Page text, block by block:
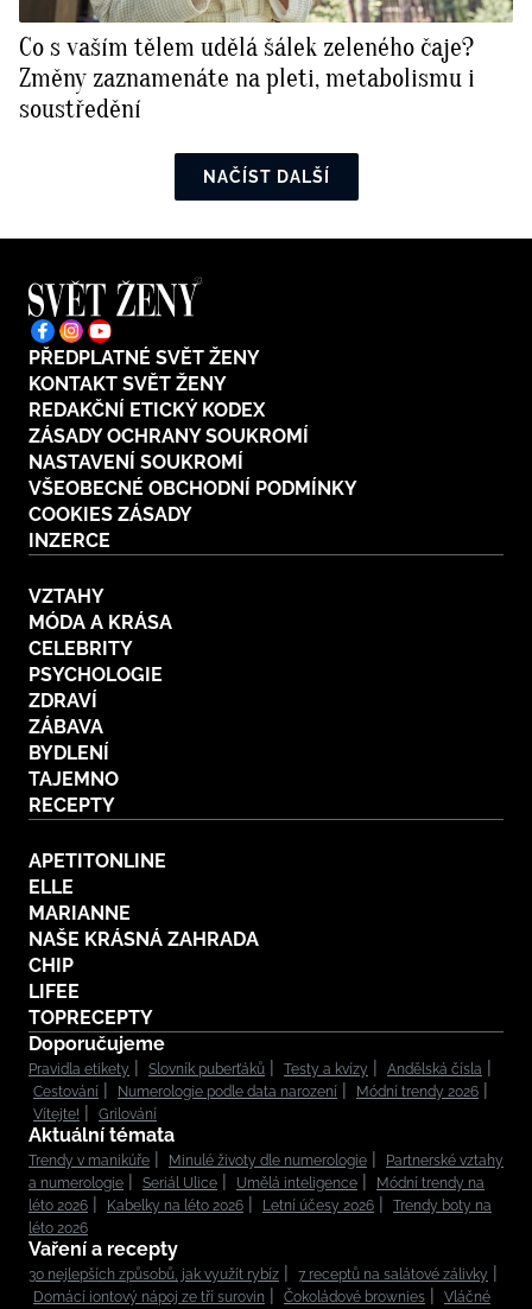
Co s vaším tělem udělá šálek zeleného čaje?
Změny zaznamenáte na pleti, metabolismu i
soustředění
NAČÍST DALŠÍ
PŘEDPLATNÉ SVĚT ŽENY
KONTAKT SVĚT ŽENY
REDAKČNÍ ETICKÝ KODEX
ZÁSADY OCHRANY SOUKROMÍ
NASTAVENÍ SOUKROMÍ
VŠEOBECNÉ OBCHODNÍ PODMÍNKY
COOKIES ZÁSADY
INZERCE
VZTAHY
MÓDA A KRÁSA
CELEBRITY
PSYCHOLOGIE
ZDRAVÍ
ZÁBAVA
BYDLENÍ
TAJEMNO
RECEPTY
APETITONLINE
ELLE
MARIANNE
NAŠE KRÁSNÁ ZAHRADA
CHIP
LIFEE
TOPRECEPTY
Doporučujeme
Pravidla etikety Slovník puberťáků Testy a kvízy
Andělská čísla
Cestování
Numerologie podle data narození
Módní trendy 2026
Vítejte!
Grilování
Aktuální témata
Trendy v manikúře Minulé životy dle numerologie
Partnerské vztahy
a numerologie
Seriál Ulice Umělá inteligence
Módní trendy na
léto 2026
Kabelky na léto 2026 Letní účesy 2026
Trendy boty na
léto 2026
Vaření a recepty
30 nejlepších způsobů, jak využít rybíz
7 receptů na salátové zálivky
Domácí iontový nápoj ze tří surovin
Čokoládové brownies
Vláčné